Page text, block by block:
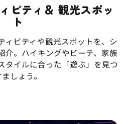
ビティ＆ 観光スポッ
ト
ィビティや観光スポットを、シ
介。ハイキングやビーチ、家族
タイルに合った「遊ぶ」を見つ
しょう。